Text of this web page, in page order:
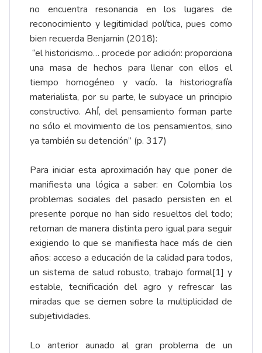
no encuentra resonancia en los lugares de
reconocimiento y legitimidad política, pues como
bien recuerda Benjamin (2018):
“el historicismo… procede por adición: proporciona
una masa de hechos para llenar con ellos el
tiempo homogéneo y vacío. la historiografía
materialista, por su parte, le subyace un principio
constructivo. Ahí́, del pensamiento forman parte
no sólo el movimiento de los pensamientos, sino
ya también su detención” (p. 317)
Para iniciar esta aproximación hay que poner de
manifiesta una lógica a saber: en Colombia los
problemas sociales del pasado persisten en el
presente porque no han sido resueltos del todo;
retornan de manera distinta pero igual para seguir
exigiendo lo que se manifiesta hace más de cien
años: acceso a educación de la calidad para todos,
un sistema de salud robusto, trabajo formal[1] y
estable, tecnificación del agro y refrescar las
miradas que se ciernen sobre la multiplicidad de
subjetividades.
Lo anterior aunado al gran problema de un